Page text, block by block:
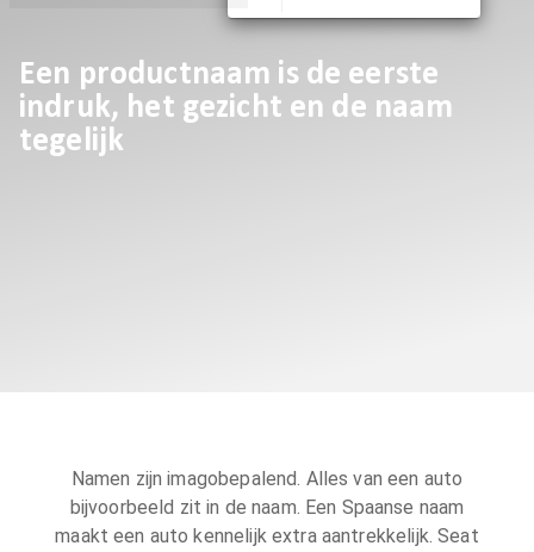
Een productnaam is de eerste
indruk, het gezicht en de naam
tegelijk
Namen zijn imagobepalend. Alles van een auto
bijvoorbeeld zit in de naam. Een Spaanse naam
maakt een auto kennelijk extra aantrekkelijk. Seat